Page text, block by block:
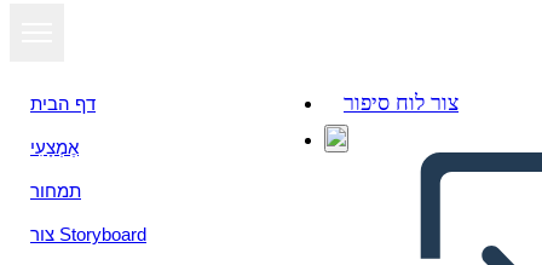
דף הבית
אֶמְצָעִי
תמחור
צור Storyboard
צור לוח סיפור